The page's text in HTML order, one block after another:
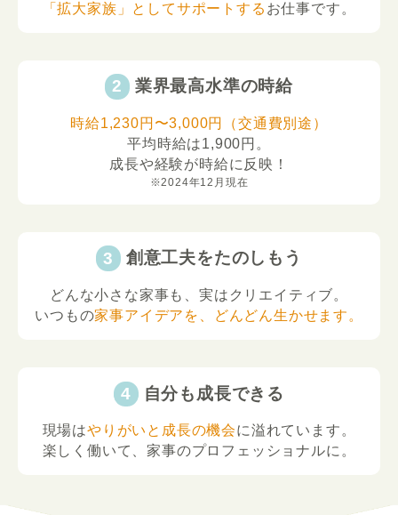
「拡大家族」としてサポートする お仕事です。
業界最高水準の時給
時給1,230円〜3,000円（交通費別途）
平均時給は1,900円。
成長や経験が時給に反映！
※2024年12月現在
創意工夫をたのしもう
どんな小さな家事も、実はクリエイティブ。
いつもの家事アイデアを、どんどん生かせます。
自分も成長できる
現場はやりがいと成長の機会に溢れています。
楽しく働いて、家事のプロフェッショナルに。